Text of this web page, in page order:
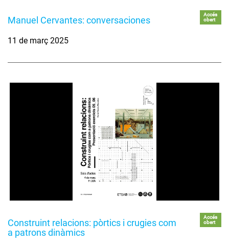
Manuel Cervantes: conversaciones
Accés
obert
11 de març 2025
Construint relacions: pòrtics i crugies com
a patrons dinàmics
Accés
obert